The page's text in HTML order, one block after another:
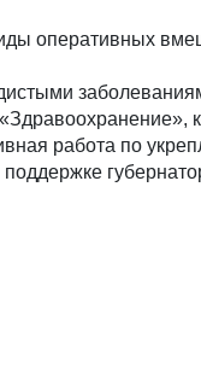
оперативных
работа по